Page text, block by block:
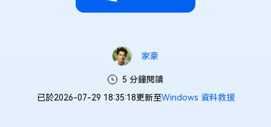
家豪
5 分鐘閱讀
已於2026-07-29 18:35:18更新至Windows 資料救援